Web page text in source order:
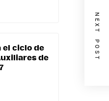
NEXT POST
el ciclo de
de